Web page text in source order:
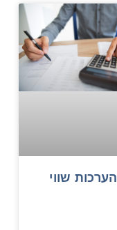
הערכות שווי